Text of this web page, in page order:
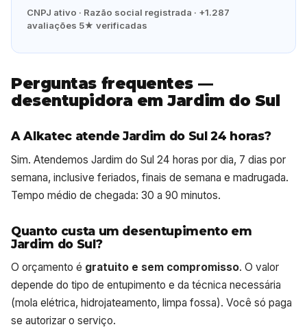
CNPJ ativo · Razão social registrada · +1.287
avaliações 5★ verificadas
Perguntas frequentes —
desentupidora em Jardim do Sul
A Alkatec atende Jardim do Sul 24 horas?
Sim. Atendemos Jardim do Sul 24 horas por dia, 7 dias por
semana, inclusive feriados, finais de semana e madrugada.
Tempo médio de chegada: 30 a 90 minutos.
Quanto custa um desentupimento em
Jardim do Sul?
O orçamento é gratuito e sem compromisso. O valor
depende do tipo de entupimento e da técnica necessária
(mola elétrica, hidrojateamento, limpa fossa). Você só paga
se autorizar o serviço.